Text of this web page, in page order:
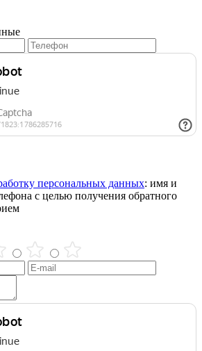
персональных данных: имя и
с целью получения обратного